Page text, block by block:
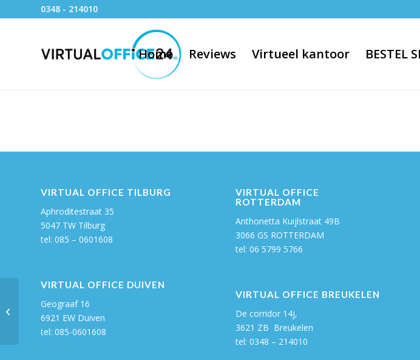
0348 - 214010
Home Reviews Virtueel kantoor BESTEL
VIRTUAL OFFICE TILBURG
Aphroditestraat 35
5047 TW Tilburg
tel: 085 – 0601608
VIRTUAL OFFICE DUIVEN
Geograaf 16
6921 EW Duiven
tel: 085-0601608
VIRTUAL OFFICE
ROTTERDAM
Anthonetta Kuijlstraat 49B
3066 GS ROTTERDAM
tel: 06 5799 5766
VIRTUAL OFFICE BREUKELEN
De corridor 14j,
3621 ZB Breukelen
tel: 0348 – 214010
Afspraak op locatie snel en
professioneel geregeld (05
september 2018)